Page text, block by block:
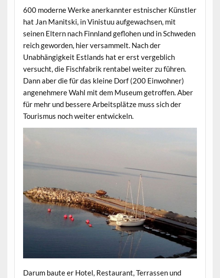
600 moderne Werke anerkannter estnischer Künstler
hat Jan Manitski, in Vinistuu aufgewachsen, mit
seinen Eltern nach Finnland geflohen und in Schweden
reich geworden, hier versammelt. Nach der
Unabhängigkeit Estlands hat er erst vergeblich
versucht, die Fischfabrik rentabel weiter zu führen.
Dann aber die für das kleine Dorf (200 Einwohner)
angenehmere Wahl mit dem Museum getroffen. Aber
für mehr und bessere Arbeitsplätze muss sich der
Tourismus noch weiter entwickeln.
Darum baute er Hotel, Restaurant, Terrassen und